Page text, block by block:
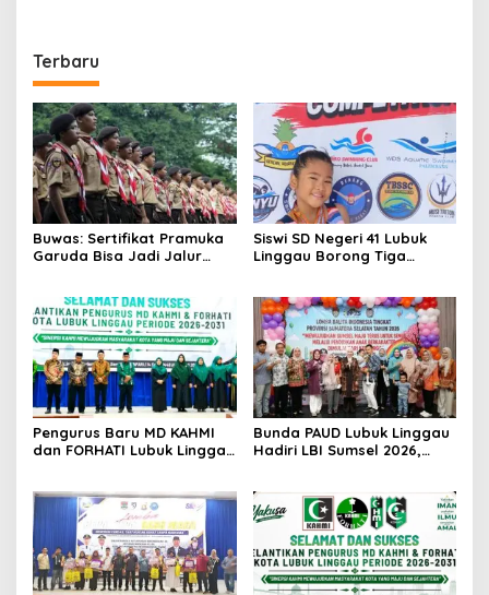
Terbaru
Buwas: Sertifikat Pramuka
Garuda Bisa Jadi Jalur
Siswi SD Negeri 41 Lubuk
Linggau Borong Tiga
Indonesia Palembang
Pengurus Baru MD KAHMI
dan FORHATI Lubuk Linggau
Bunda PAUD Lubuk Linggau
Hadiri LBI Sumsel 2026,
Kembang Anak